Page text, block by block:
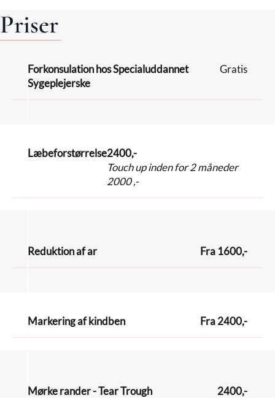
Priser
Forkonsulation hos Specialuddannet
Sygeplejerske
Gratis
Læbeforstørrelse2400,-
Touch up inden for 2 måneder
2000 ,-
Reduktion af ar Fra 1600,-
Markering af kindben Fra 2400,-
Mørke rander - Tear Trough 2400,-